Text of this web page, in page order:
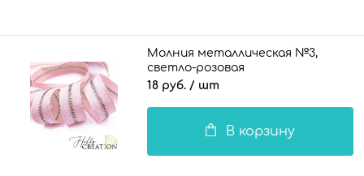
Молния металлическая №3,
светло-розовая
18 руб. / шт
В корзину